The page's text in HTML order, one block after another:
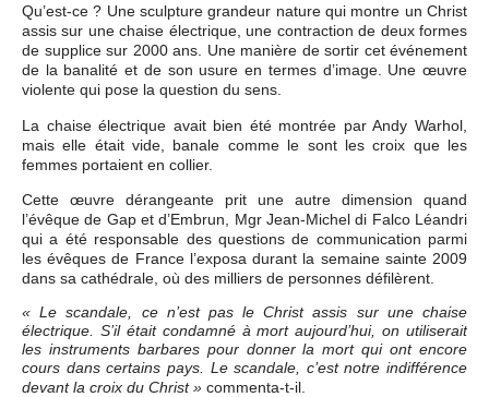
Qu’est-ce ? Une sculpture grandeur nature qui montre un Christ
assis sur une chaise électrique, une contraction de deux formes
de supplice sur 2000 ans. Une manière de sortir cet événement
de la banalité et de son usure en termes d’image. Une œuvre
violente qui pose la question du sens.
La chaise électrique avait bien été montrée par Andy Warhol,
mais elle était vide, banale comme le sont les croix que les
femmes portaient en collier.
Cette œuvre dérangeante prit une autre dimension quand
l’évêque de Gap et d’Embrun, Mgr Jean-Michel di Falco Léandri
qui a été responsable des questions de communication parmi
les évêques de France l’exposa durant la semaine sainte 2009
dans sa cathédrale, où des milliers de personnes défilèrent.
« Le scandale, ce n’est pas le Christ assis sur une chaise
électrique. S’il était condamné à mort aujourd’hui, on utiliserait
les instruments barbares pour donner la mort qui ont encore
cours dans certains pays. Le scandale, c’est notre indifférence
devant la croix du Christ » commenta-t-il.